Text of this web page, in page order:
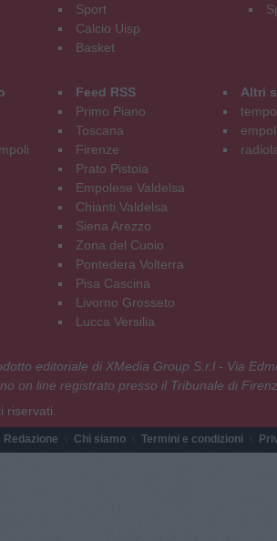
Sport
Calcio Uisp
Basket
Feed RSS
Primo Piano
Toscana
Firenze
Prato Pistoia
Empolese Valdelsa
Chianti Valdelsa
Siena Arezzo
Zona del Cuoio
Pontedera Volterra
Pisa Cascina
Livorno Grosseto
Lucca Versilia
Altri
editoriale di XMedia Group S.r.l - Via
on line registrato presso il Tribunale di
riservati.
Redazione Chi siamo Termini e condizioni